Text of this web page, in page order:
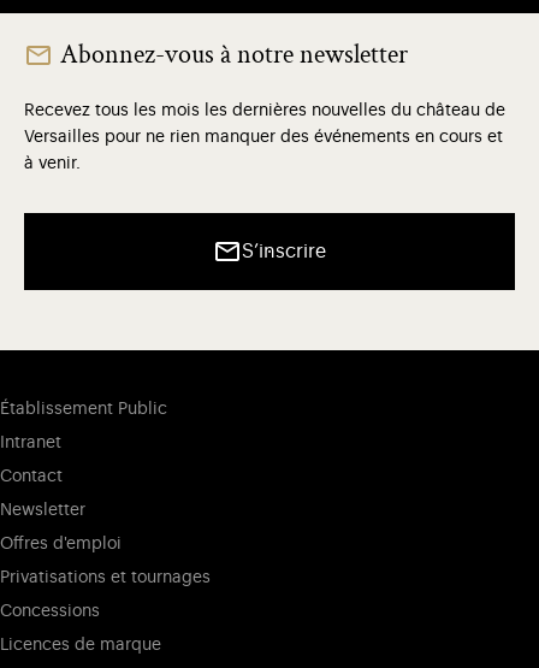
Abonnez-vous à notre newsletter
Recevez tous les mois les dernières nouvelles du château de
Versailles pour ne rien manquer des événements en cours et
à venir.
S’inscrire
Établissement Public
Intranet
Contact
Newsletter
Offres d'emploi
Privatisations et tournages
Concessions
Licences de marque